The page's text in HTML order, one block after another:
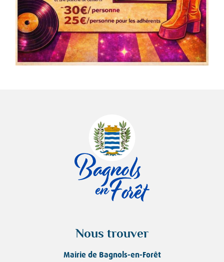
Nous trouver
Mairie de Bagnols-en-Forêt